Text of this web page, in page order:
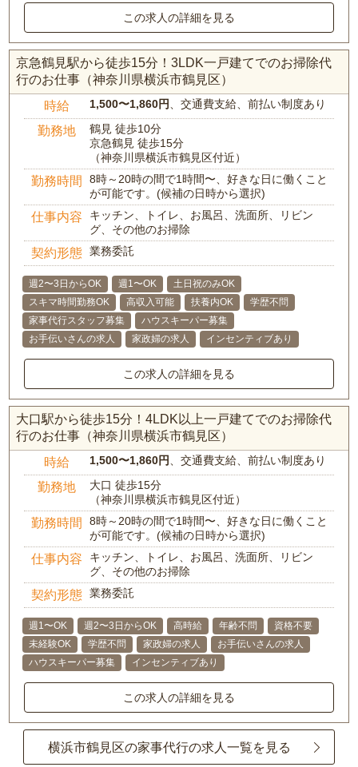
この求人の詳細を見る
京急鶴見駅から徒歩15分！3LDK一戸建てでのお掃除代
行のお仕事（神奈川県横浜市鶴見区）
時給 1,500〜1,860円 、交通費支給、前払い制度あり
勤務地
鶴見 徒歩10分
京急鶴見 徒歩15分
（神奈川県横浜市鶴見区付近）
勤務時間
8時～20時の間で1時間〜、好きな日に働くこと
が可能です。(候補の日時から選択)
仕事内容
キッチン、トイレ、お風呂、洗面所、リビン
グ、その他のお掃除
契約形態 業務委託
週2〜3日からOK 週1〜OK
土日祝のみOK
スキマ時間勤務OK
高収入可能 扶養内OK
学歴不問
家事代行スタッフ募集
ハウスキーパー募集
お手伝いさんの求人
家政婦の求人 インセンティブあり
この求人の詳細を見る
大口駅から徒歩15分！4LDK以上一戸建てでのお掃除代
行のお仕事（神奈川県横浜市鶴見区）
時給 1,500〜1,860円 、交通費支給、前払い制度あり
勤務地
大口 徒歩15分
（神奈川県横浜市鶴見区付近）
勤務時間
8時～20時の間で1時間〜、好きな日に働くこと
が可能です。(候補の日時から選択)
仕事内容
キッチン、トイレ、お風呂、洗面所、リビン
グ、その他のお掃除
契約形態 業務委託
週1〜OK 週2〜3日からOK 高時給 年齢不問
資格不要
未経験OK
学歴不問 家政婦の求人
お手伝いさんの求人
ハウスキーパー募集
インセンティブあり
この求人の詳細を見る
横浜市鶴見区の家事代行の求人一覧を見る